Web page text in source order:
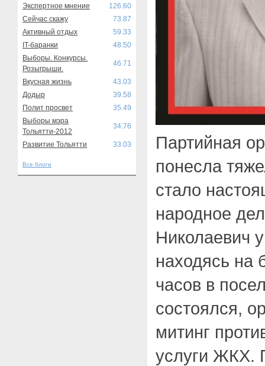
Экспертное мнение
126.60
Сейчас скажу
73.87
Активный отдых
59.33
IT-баранки
48.50
Выборы. Конкурсы.
Розыгрыши.
46.71
Вкусная жизнь
43.03
Додыр
39.58
Полит просвет
35.49
Выборы мэра
Тольятти-2012
34.76
Развитие Тольятти 33.03
Все блоги
Партийная
понесла
стало
народное
Николаевич
находясь на
часов в
состоялся,
митинг
услуги ЖКХ.